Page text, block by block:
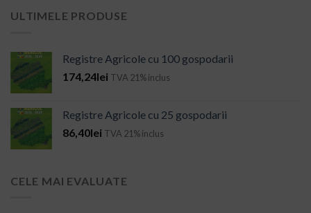
ULTIMELE PRODUSE
Registre Agricole cu 100 gospodarii
174,24lei TVA 21% inclus
Registre Agricole cu 25 gospodarii
86,40lei TVA 21% inclus
CELE MAI EVALUATE